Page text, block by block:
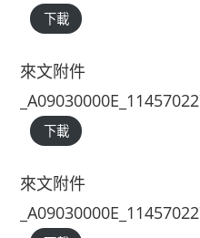
下載
來文附件
下載
來文附件